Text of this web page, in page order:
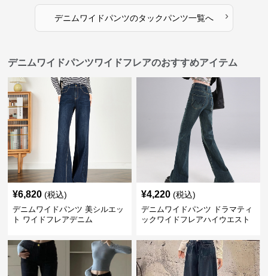
デニムワイドパンツのタックパンツ一覧へ ›
デニムワイドパンツワイドフレアのおすすめアイテム
¥6,820 (税込)
デニムワイドパンツ 美シルエッ
ト ワイドフレアデニム
¥4,220 (税込)
デニムワイドパンツ ドラマティ
ックワイドフレアハイウエスト